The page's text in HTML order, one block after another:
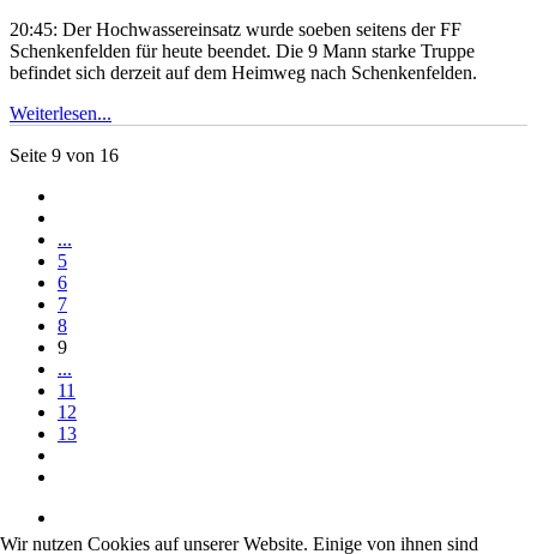
20:45: Der Hochwassereinsatz wurde soeben seitens der FF
Schenkenfelden für heute beendet. Die 9 Mann starke Truppe
befindet sich derzeit auf dem Heimweg nach Schenkenfelden.
Weiterlesen...
Seite 9 von 16
...
5
6
7
8
9
...
11
12
13
Wir nutzen Cookies auf unserer Website. Einige von ihnen sind